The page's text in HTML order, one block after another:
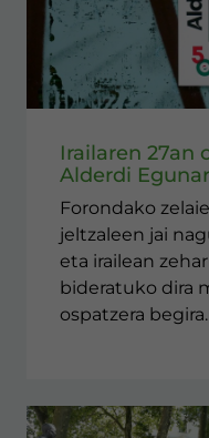
Irailaren 27an
Alderdi
Forondako
jeltzaleen jai
eta irailean
bideratuko dira
ospatzera begira.